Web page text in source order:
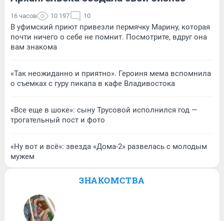
16 часов 10 197 10
В уфимский приют привезли пермячку Марину, которая
почти ничего о себе не помнит. Посмотрите, вдруг она
вам знакома
«Так неожиданно и приятно». Героиня мема вспомнила
о съемках с гуру пикапа в кафе Владивостока
«Все еще в шоке»: сыну Трусовой исполнился год —
трогательный пост и фото
«Ну вот и всё»: звезда «Дома-2» развелась с молодым
мужем
ЗНАКОМСТВА